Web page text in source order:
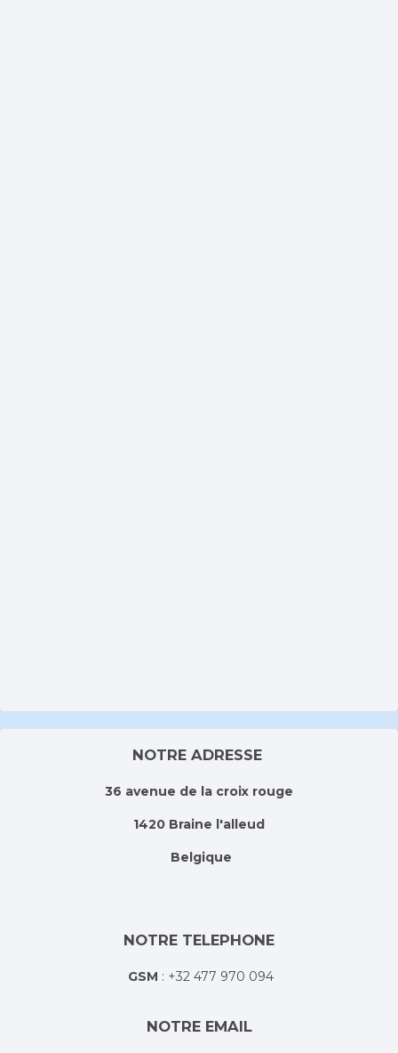
NOTRE ADRESSE
36 avenue de la croix rouge
1420 Braine l'alleud
Belgique
NOTRE TELEPHONE
GSM : +32 477 970 094
NOTRE EMAIL